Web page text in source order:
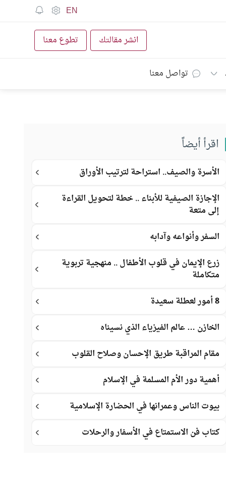
EN
انشر مقالتك تطوع معنا
تواصل معنا
اقرأ أيضاً
الأسرة والصيف.. استراحة لترتيب الأوراق
الإجازة الصيفية للأبناء .. خطة لتحويل القراءة
إلى متعة
السفر وأنواعه وآدابه
زرع الإيمان في قلوب الأطفال .. منهجية تربوية
متكاملة
8 أمور لعطلة سعيدة
الخازن … عالم الفيزياء الذي نسيناه
مقام المراقبة طريق الإحسان وصلاح القلوب
أهمية دور الأم المسلمة في الإسلام
بيوت الناس وعمرانها في الحضارة الإسلامية
كتاب فن الاستمتاع في الأسفار والرحلات